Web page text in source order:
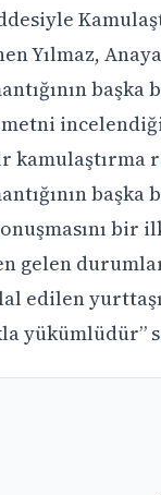
Yılmaz,
metni
kamulaştırma
bir
gelen
edilen
yükümlüdür”